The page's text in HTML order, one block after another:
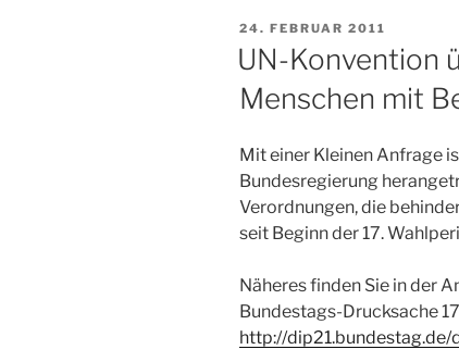
VERÖFFENTLICHT
24. FEBRUAR 2011
UN-Konvention
Menschen mit
Mit einer Kleinen Anfrage
Bundesregierung
Verordnungen, die
seit Beginn der 17.
Näheres finden Sie in der
Bundestags-Drucksache
http://